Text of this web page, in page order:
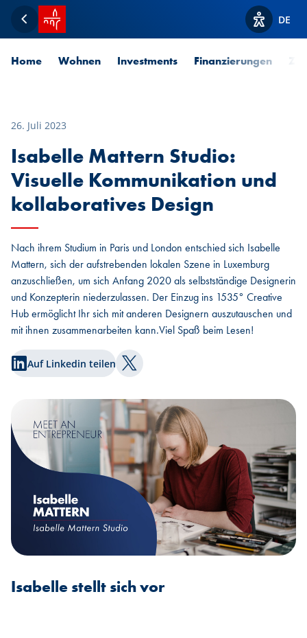
Zurück
Startseite SPUERKEESS
Optionen
DE
Home Wohnen Investments Finanzierungen
26. Juli 2023
Isabelle Mattern Studio:
Visuelle Kommunikation und
kollaboratives Design
Nach ihrem Studium in Paris und London entschied sich Isabelle
Mattern, sich der aufstrebenden lokalen Szene in Luxemburg
anzuschließen, um sich Anfang 2020 als selbstständige Designerin
und Konzepterin niederzulassen. Der Einzug ins 1535° Creative
Hub ermöglicht Ihr sich mit anderen Designern auszutauschen und
mit ihnen zusammenarbeiten kann.Viel Spaß beim Lesen!
Auf Linkedin teilen Auf Twitter teilen
Isabelle stellt sich vor